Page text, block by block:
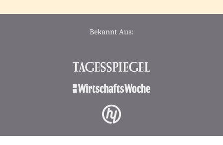
Bekannt Aus: